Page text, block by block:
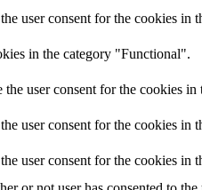
user consent for the cookies in
in the category "Functional".
user consent for the cookies
user consent for the cookies in
user consent for the cookies in